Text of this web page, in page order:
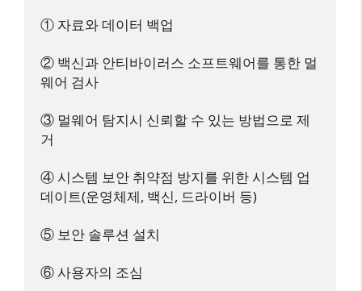
① 자료와 데이터 백업
② 백신과 안티바이러스 소프트웨어를 통한 멀
웨어 검사
③ 멀웨어 탐지시 신뢰할 수 있는 방법으로 제
거
④ 시스템 보안 취약점 방지를 위한 시스템 업
데이트(운영체제, 백신, 드라이버 등)
⑤ 보안 솔루션 설치